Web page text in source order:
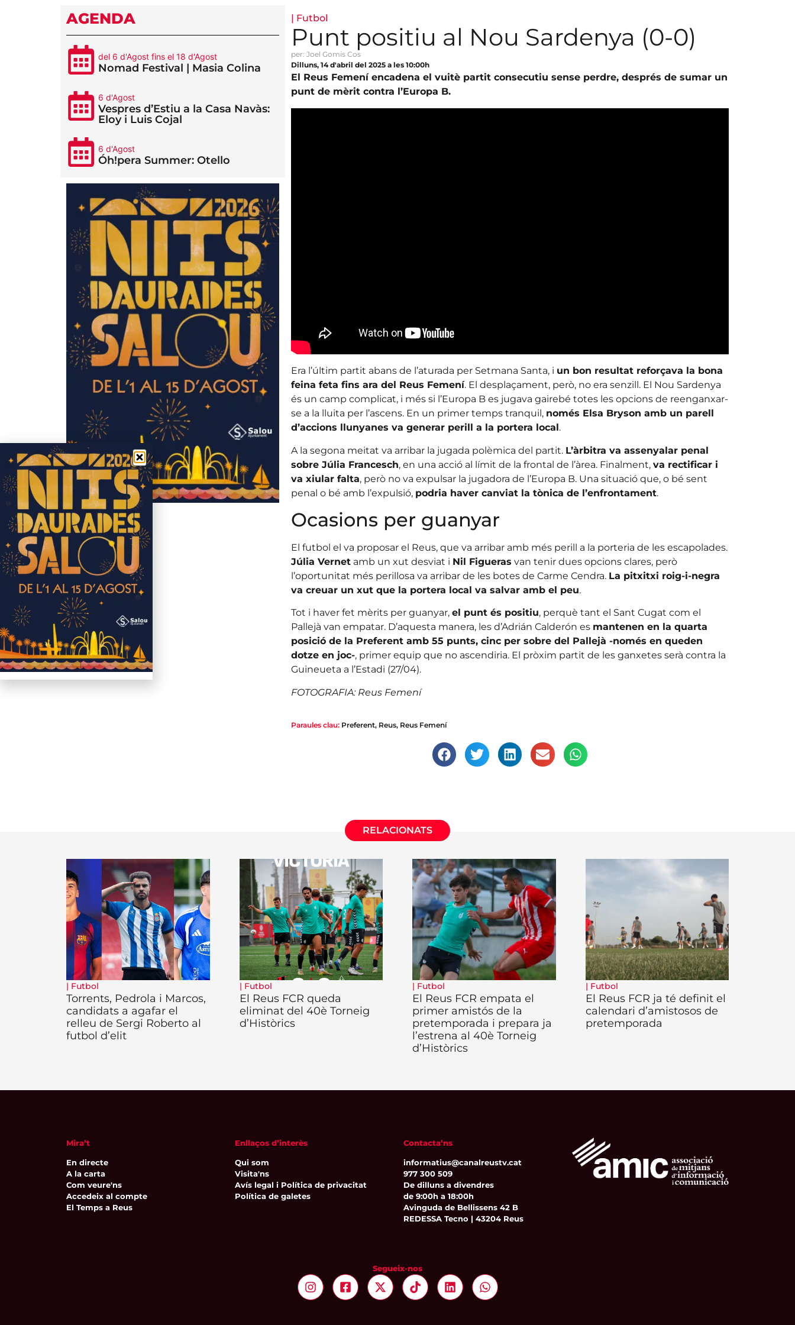
AGENDA
del 6 d'Agost fins el 18 d'Agost
Nomad Festival | Masia Colina
6 d'Agost
Vespres d’Estiu a la Casa Navàs:
Eloy i Luis Cojal
6 d'Agost
Óh!pera Summer: Otello
| Futbol
Punt positiu al Nou Sardenya (0-0)
per: Joel Gomis Cos
Dilluns, 14 d'abril del 2025 a les 10:00h
El Reus Femení encadena el vuitè partit consecutiu sense perdre, després de sumar un
punt de mèrit contra l’Europa B.
Era l’últim partit abans de l’aturada per Setmana Santa, i un bon resultat reforçava la bona
feina feta fins ara del Reus Femení. El desplaçament, però, no era senzill. El Nou Sardenya
és un camp complicat, i més si l’Europa B es jugava gairebé totes les opcions de reenganxar-
se a la lluita per l’ascens. En un primer temps tranquil, només Elsa Bryson amb un parell
d’accions llunyanes va generar perill a la portera local.
A la segona meitat va arribar la jugada polèmica del partit. L’àrbitra va assenyalar penal
sobre Júlia Francesch, en una acció al límit de la frontal de l’àrea. Finalment, va rectificar i
va xiular falta, però no va expulsar la jugadora de l’Europa B. Una situació que, o bé sent
penal o bé amb l’expulsió, podria haver canviat la tònica de l’enfrontament.
Ocasions per guanyar
El futbol el va proposar el Reus, que va arribar amb més perill a la porteria de les escapolades.
Júlia Vernetamb un xut desviat i Nil Figueras van tenir dues opcions clares, però
l’oportunitat més perillosa va arribar de les botes de Carme Cendra. La pitxitxi roig-i-negra
va creuar un xut que la portera local va salvar amb el peu.
Tot i haver fet mèrits per guanyar, el punt és positiu, perquè tant el Sant Cugat com el
Pallejà van empatar. D’aquesta manera, les d’Adrián Calderón es mantenen en la quarta
posició de la Preferent amb 55 punts, cinc per sobre del Pallejà -només en queden
dotze en joc-, primer equip que no ascendiria. El pròxim partit de les ganxetes serà contra la
Guineueta a l’Estadi (27/04).
FOTOGRAFIA: Reus Femení
Paraules clau: Preferent, Reus, Reus Femení
RELACIONATS
| Futbol
Torrents, Pedrola i Marcos,
candidats a agafar el
relleu de Sergi Roberto al
futbol d’elit
| Futbol
El Reus FCR queda
eliminat del 40è Torneig
d’Històrics
| Futbol
El Reus FCR empata el
primer amistós de la
pretemporada i prepara ja
l’estrena al 40è Torneig
d’Històrics
| Futbol
El Reus FCR ja té definit el
calendari d’amistosos de
pretemporada
Mira’t
En directe
A la carta
Com veure'ns
Accedeix al compte
El Temps a Reus
Enllaços d’interès
Qui som
Visita'ns
Avís legal i Política de privacitat
Política de galetes
Contacta’ns
informatius@canalreustv.cat
977 300 509
De dilluns a divendres
de 9:00h a 18:00h
Avinguda de Bellissens 42 B
REDESSA Tecno | 43204 Reus
Segueix-nos